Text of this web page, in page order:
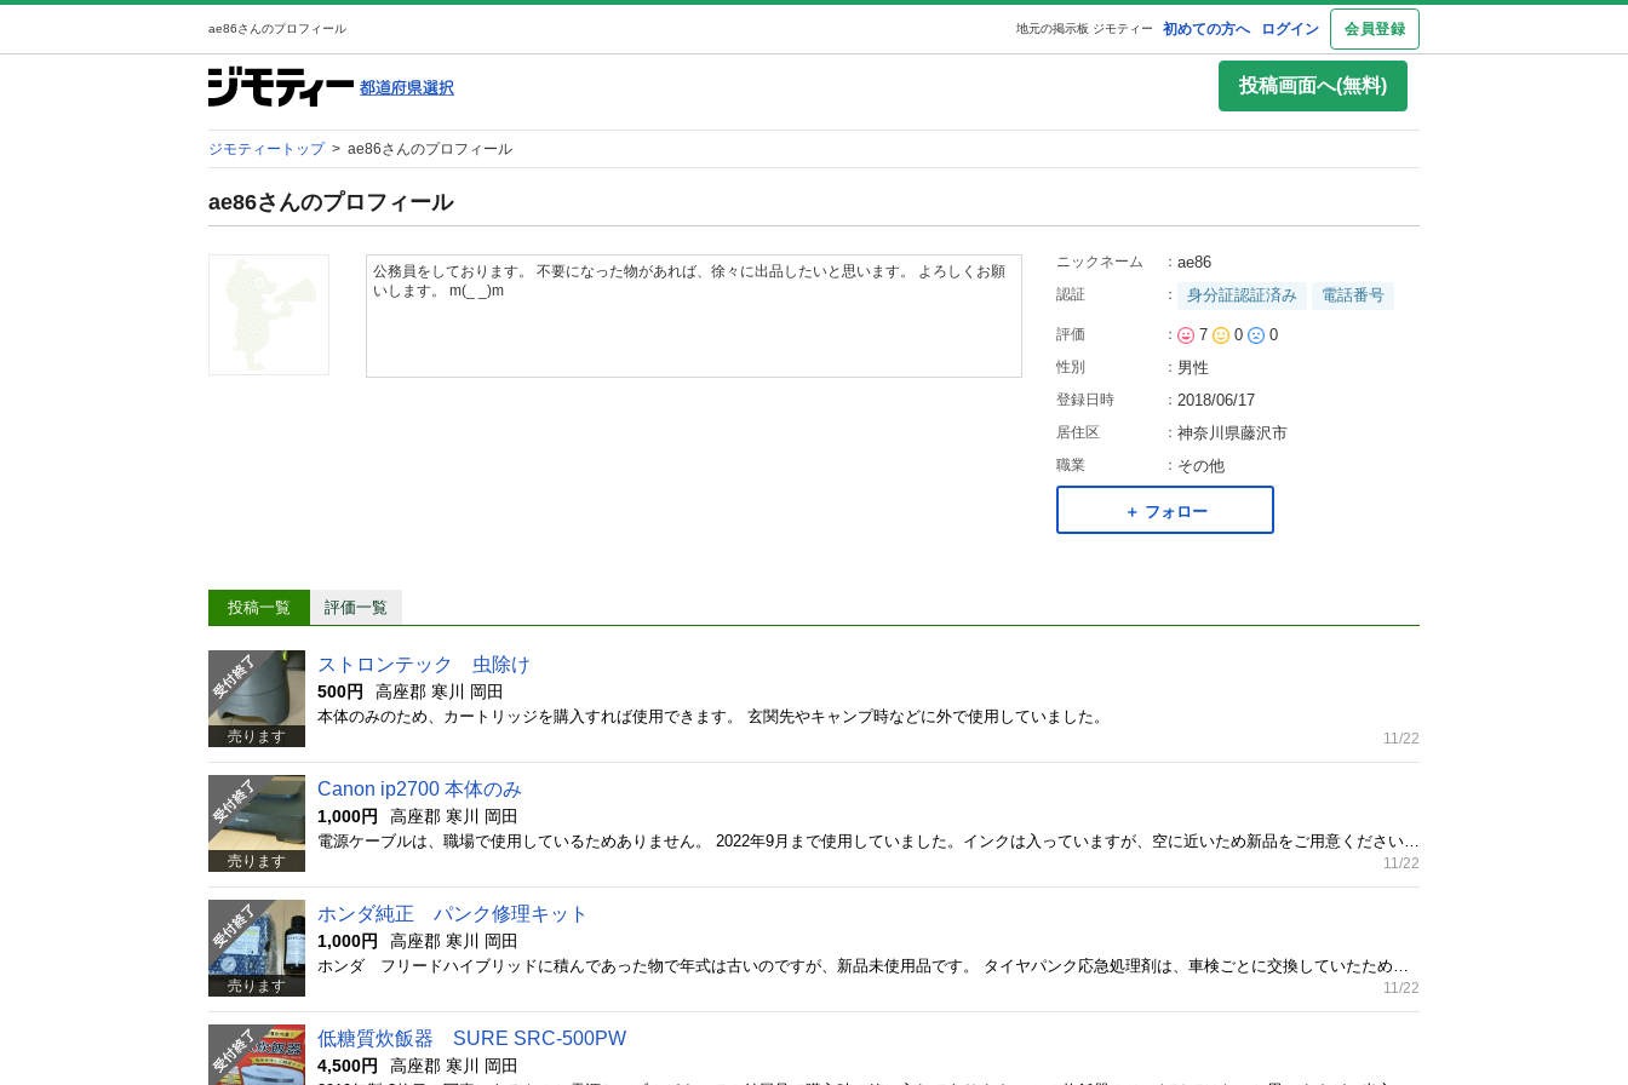
ae86さんのプロフィール 初めての方へ ログイン 会員登録
地元の掲示板 ジモティー
投稿画面へ(無料)
ジモティートップ > ae86さんのプロフィール
ae86さんのプロフィール
公務員をしております。 不要になった物があれば、徐々に出品したいと思います。 よろしくお願
いします。 m(_ _)m
ニックネーム ： ae86
認証 ： 身分証認証済み 電話番号
評価 ： 7 0 0
性別 ： 男性
登録日時 ： 2018/06/17
居住区 ： 神奈川県藤沢市
職業 ： その他
＋ フォロー
投稿一覧 評価一覧
売ります
ストロンテック 虫除け
500円 高座郡 寒川 岡田
本体のみのため、カートリッジを購入すれば使用できます。 玄関先やキャンプ時などに外で使用していました。
11/22
売ります
Canon ip2700 本体のみ
1,000円 高座郡 寒川 岡田
11/22
売ります
ホンダ純正 パンク修理キット
1,000円 高座郡 寒川 岡田
11/22
低糖質炊飯器 SURE SRC-500PW
4,500円 高座郡 寒川 岡田